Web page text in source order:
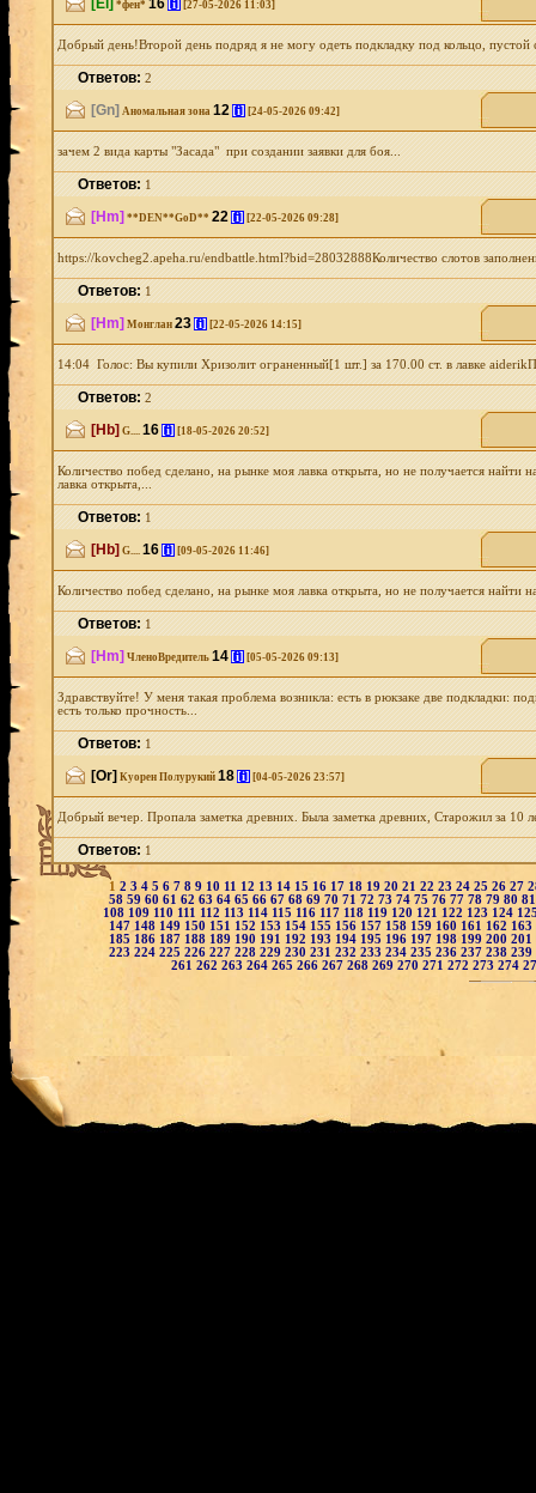
[El] *фен* 16 [i] [27-05-2026 11:03]
Добрый день!Второй день подряд я не могу одеть подкладку под кольцо, пустой
Ответов:2
[Gn] Аномальная зона 12 [i] [24-05-2026 09:42]
зачем 2 вида карты "Засада" при создании заявки для боя...
Ответов:1
[Hm] **DEN**GoD** 22 [i] [22-05-2026 09:28]
https://kovcheg2.apeha.ru/endbattle.html?bid=28032888Количество слотов
Ответов:1
[Hm] Монглан 23 [i] [22-05-2026 14:15]
14:04 Голос: Вы купили Хризолит ограненный[1 шт.] за 170.00 ст. в лавке
Ответов:2
[Hb] G.... 16 [i] [18-05-2026 20:52]
Количество побед сделано, на рынке моя лавка открыта, но не получается
лавка открыта,...
Ответов:1
[Hb] G.... 16 [i] [09-05-2026 11:46]
Количество побед сделано, на рынке моя лавка открыта, но не получается найти
Ответов:1
[Hm] ЧленоВредитель 14 [i] [05-05-2026 09:13]
Здравствуйте! У меня такая проблема возникла: есть в рюкзаке две подкладки:
есть только прочность...
Ответов:1
[Or] Куорен Полурукий 18 [i] [04-05-2026 23:57]
Добрый вечер. Пропала заметка древних. Была заметка древних, Старожил за 10
Ответов:1
1 2 3 4 5 6 7 8 9 10 11 12 13 14 15 16 17 18 19 20 21 22 23 24 25 26 27
58 59 60 61 62 63 64 65 66 67 68 69 70 71 72 73 74 75 76 77 78 79 80
108 109 110 111 112 113 114 115 116 117 118 119 120 121 122 123 124
147 148 149 150 151 152 153 154 155 156 157 158 159 160 161 162 163
185 186 187 188 189 190 191 192 193 194 195 196 197 198 199 200 201
223 224 225 226 227 228 229 230 231 232 233 234 235 236 237 238 239
261 262 263 264 265 266 267 268 269 270 271 272 273 274